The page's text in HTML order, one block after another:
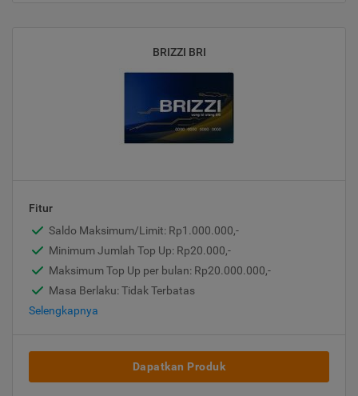
BRIZZI BRI
Fitur
Saldo Maksimum/Limit: Rp1.000.000,-
Minimum Jumlah Top Up: Rp20.000,-
Maksimum Top Up per bulan: Rp20.000.000,-
Masa Berlaku: Tidak Terbatas
Selengkapnya
Dapatkan Produk